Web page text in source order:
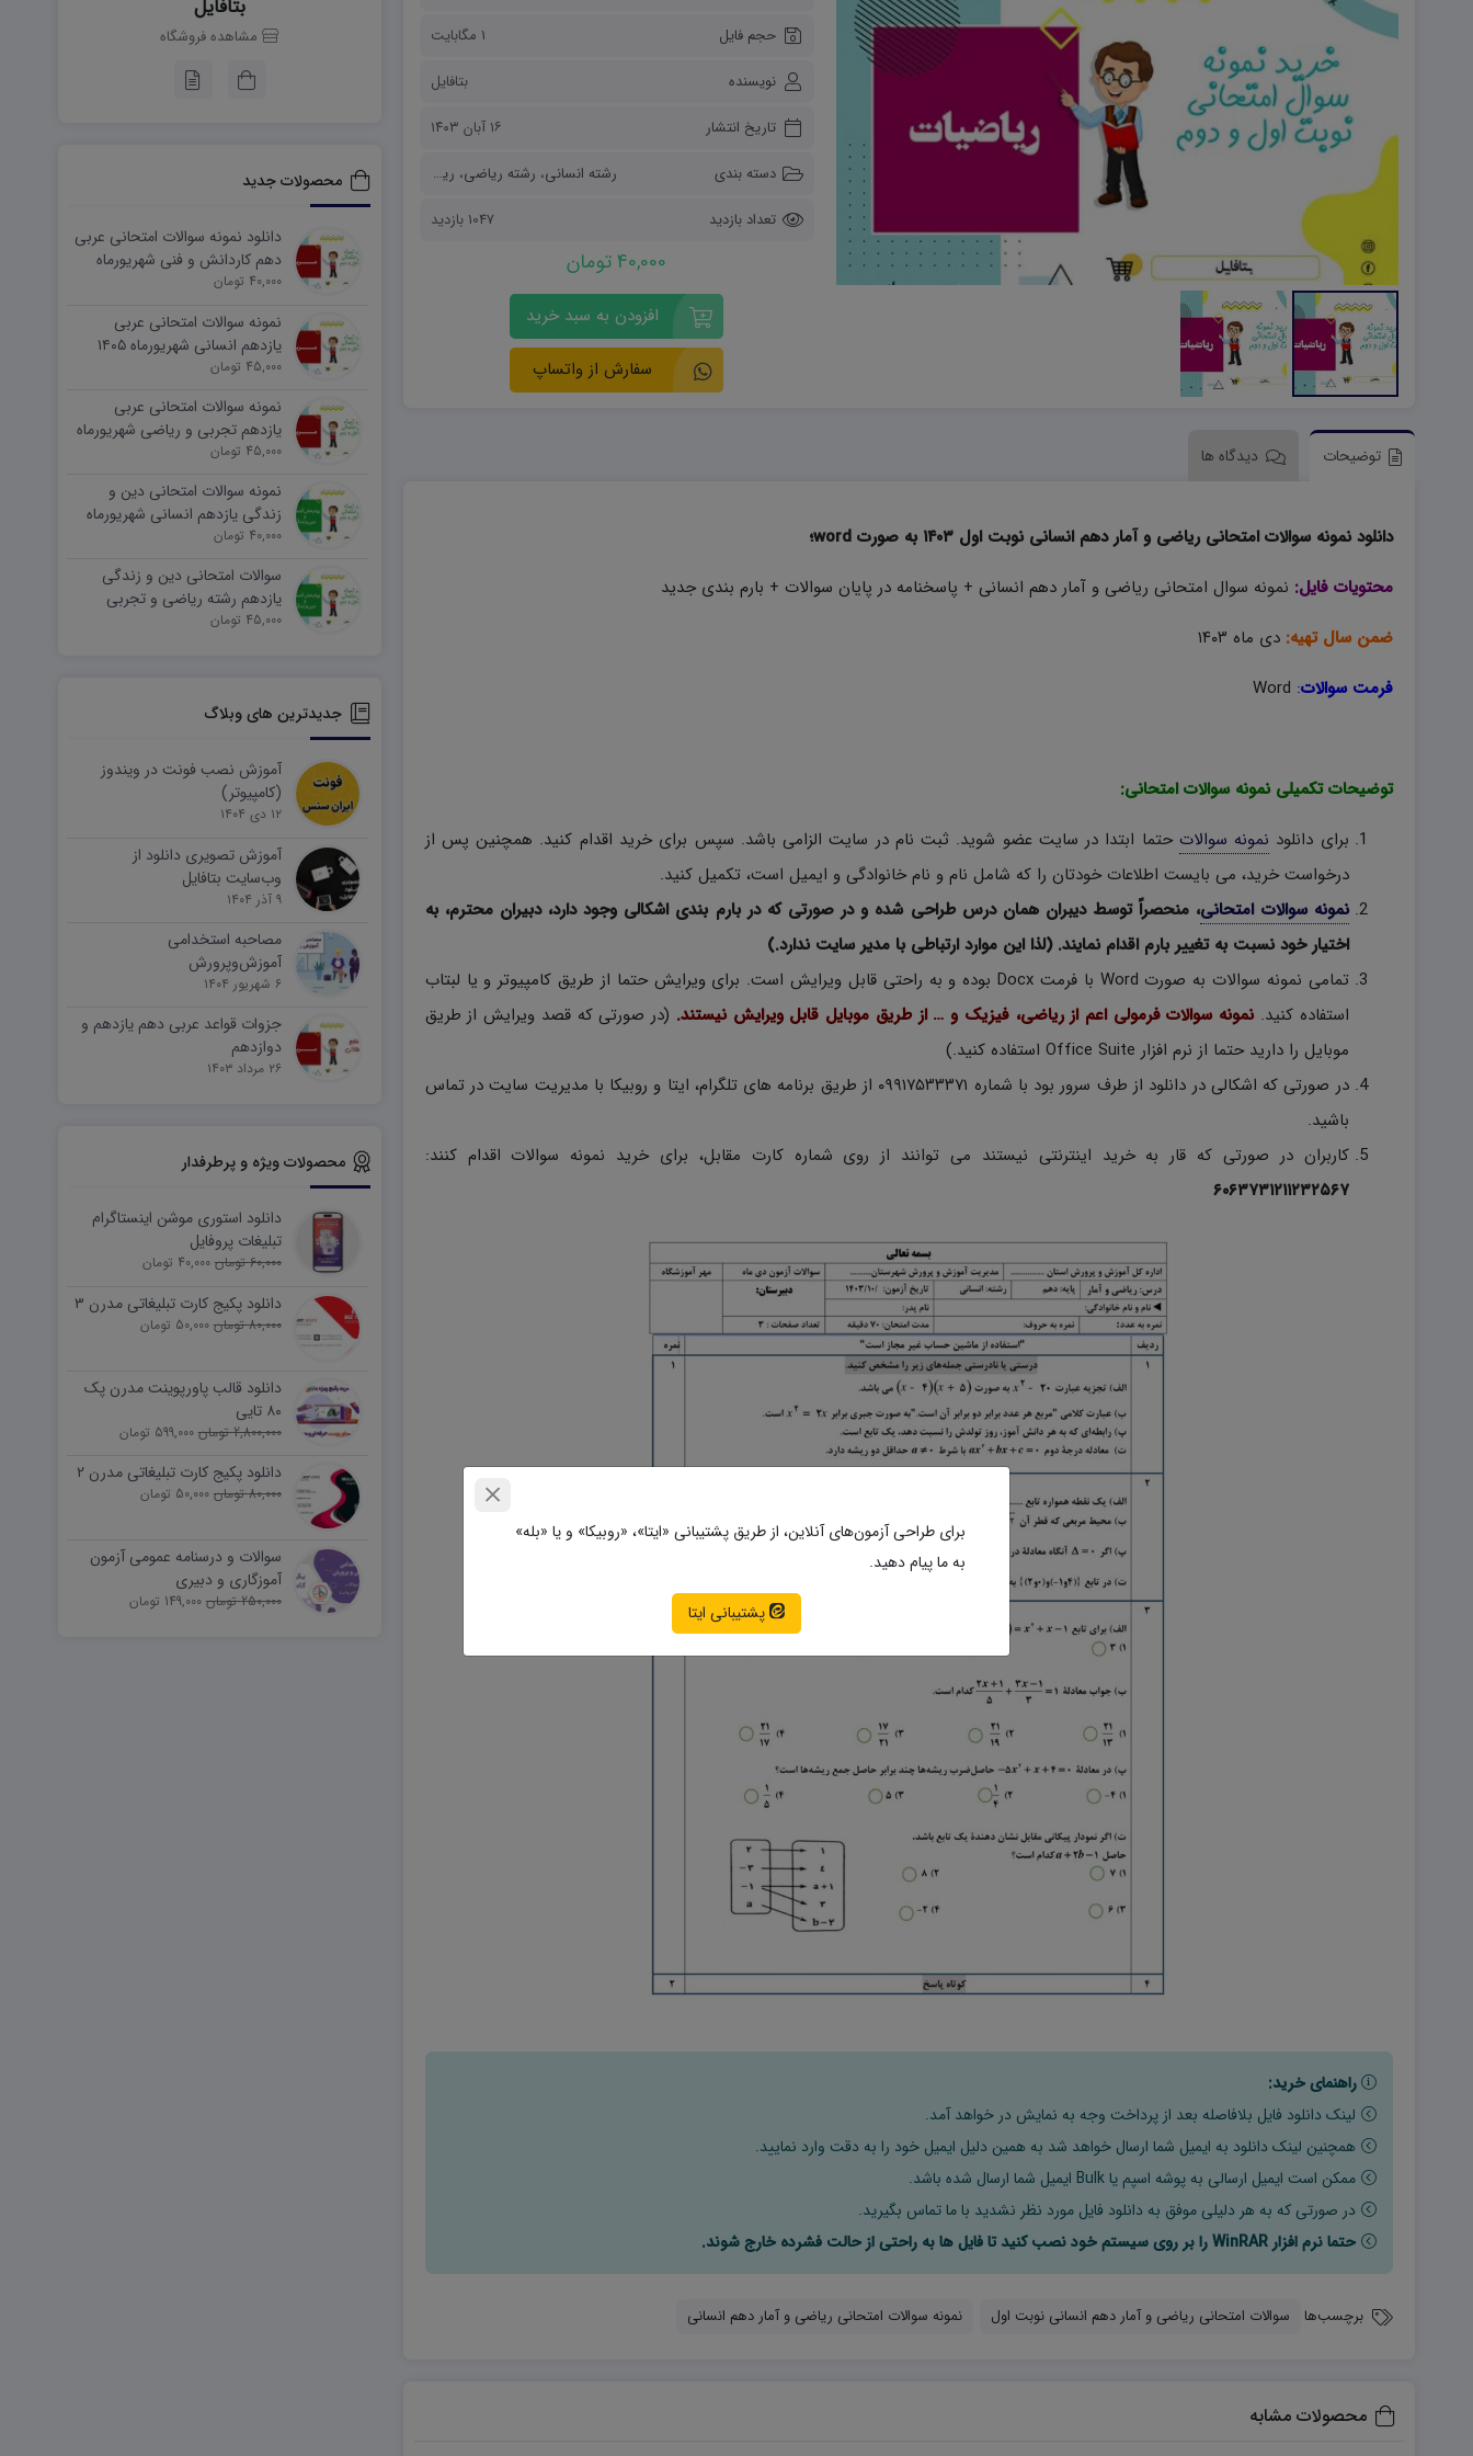
دفاعی دهم
هویت اجتماعی
آمادگی دفاعی دهم W
آمادگی دفاعی ۱۰ D
حجم فایل
1 مگابایت
نویسنده
بتافایل
تاریخ انتشار
۱۶ آبان ۱۴۰۳
دسته بندی
رشته انسانی، رشته ریاضی، ریاضی و آمار
نمونه سوالات
تعداد بازدید
1047 بازدید
40,000 تومان
افزودن به سبد خرید
سفارش از واتساپ
توضیحات دیدگاه ها
دانلود نمونه سوالات امتحانی ریاضی و آمار دهم انسانی نوبت اول ۱۴۰۳ به صورت word؛
محتویات فایل: نمونه سوال امتحانی ریاضی و آمار دهم انسانی + پاسخنامه در پایان سوالات + بارم بندی جدید
ضمن سال تهیه: دی ماه ۱۴۰۳
فرمت سوالات:
توضیحات تکمیلی نمونه سوالات امتحانی:
برای دانلود نمونه سوالات حتما ابتدا در سایت عضو شوید. ثبت نام در سایت الزامی باشد. سپس برای خرید اقدام کنید. همچنین پس از
درخواست خرید، می بایست اطلاعات خودتان را که شامل نام و نام خانوادگی و ایمیل است، تکمیل کنید.
نمونه سوالات امتحانی، منحصراً توسط دیبران همان درس طراحی شده و در صورتی که در بارم بندی اشکالی وجود دارد، دبیران محترم، به
اختیار خود نسبت به تغییر بارم اقدام نمایند. (لذا این موارد ارتباطی با مدیر سایت ندارد.)
تمامی نمونه سوالات به صورت Word با فرمت Docx بوده و به راحتی قابل ویرایش است. برای ویرایش حتما از طریق کامپیوتر و یا لبتاب
استفاده کنید. نمونه سوالات فرمولی اعم از ریاضی، فیزیک و … از طریق موبایل قابل ویرایش نیستند. (در صورتی که قصد ویرایش از طریق
موبایل را دارید حتما از نرم افزار Office Suite استفاده کنید.)
در صورتی که اشکالی در دانلود از طرف سرور بود با شماره ۰۹۹۱۷۵۳۳۳۷۱ از طریق برنامه های تلگرام، ایتا و روبیکا با مدیریت سایت در تماس
باشید.
کاربران در صورتی که قار به خرید اینترنتی نیستند می توانند از روی شماره کارت مقابل، برای خرید نمونه سوالات اقدام کنند:
۶۰۶۳۷۳۱۲۱۱۲۳۲۵۶۷
راهنمای خرید:
لینک دانلود فایل بلافاصله بعد از پرداخت وجه به نمایش در خواهد آمد.
همچنین لینک دانلود به ایمیل شما ارسال خواهد شد به همین دلیل ایمیل خود را به دقت وارد نمایید.
ممکن است ایمیل ارسالی به پوشه اسپم یا Bulk ایمیل شما ارسال شده باشد.
در صورتی که به هر دلیلی موفق به دانلود فایل مورد نظر نشدید با ما تماس بگیرید.
حتما نرم افزار WinRAR را بر روی سیستم خود نصب کنید تا فایل ها به راحتی از حالت فشرده خارج شوند.
برچسب‌ها سوالات امتحانی ریاضی و آمار دهم انسانی نوبت اول نمونه سوالات امتحانی ریاضی و آمار دهم انسانی
محصولات مشابه
بتافایل
مشاهده فروشگاه
محصولات جدید
دانلود نمونه سوالات امتحانی عربی
دهم کاردانش و فنی شهریورماه
۱۴۰۵ word
40,000 تومان
نمونه سوالات امتحانی عربی
یازدهم انسانی شهریورماه ۱۴۰۵
word
45,000 تومان
نمونه سوالات امتحانی عربی
یازدهم تجربی و ریاضی شهریورماه
۱۴۰۵ word
45,000 تومان
نمونه سوالات امتحانی دین و
زندگی یازدهم انسانی شهریورماه
۱۴۰۵ word
40,000 تومان
سوالات امتحانی دین و زندگی
یازدهم رشته ریاضی و تجربی
شهریورماه ۱۴۰۵ word
45,000 تومان
جدیدترین های وبلاگ
آموزش نصب فونت در ویندوز
(کامپیوتر)
۱۲ دی ۱۴۰۴
آموزش تصویری دانلود از
وب‌سایت بتافایل
۹ آذر ۱۴۰۴
مصاحبه استخدامی
آموزش‌وپرورش
۶ شهریور ۱۴۰۴
جزوات قواعد عربی دهم یازدهم و
دوازدهم
۲۶ مرداد ۱۴۰۳
محصولات ویژه و پرطرفدار
دانلود استوری موشن اینستاگرام
تبلیغات پروفایل
60,000 تومان 40,000 تومان
دانلود پکیج کارت تبلیغاتی مدرن ۳
80,000 تومان 50,000 تومان
دانلود قالب پاورپوینت مدرن پک
۸۰ تایی
2,800,000 تومان 599,000 تومان
دانلود پکیج کارت تبلیغاتی مدرن ۲
80,000 تومان 50,000 تومان
سوالات و درسنامه عمومی آزمون
آموزگاری و دبیری
250,000 تومان 149,000 تومان
برای طراحی آزمون‌های آنلاین، از طریق پشتیبانی «ایتا»، «روبیکا» و یا «بله»
به ما پیام دهید.
پشتیبانی ایتا